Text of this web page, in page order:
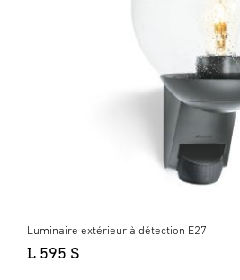
Luminaire extérieur à détection E27
L 595 S